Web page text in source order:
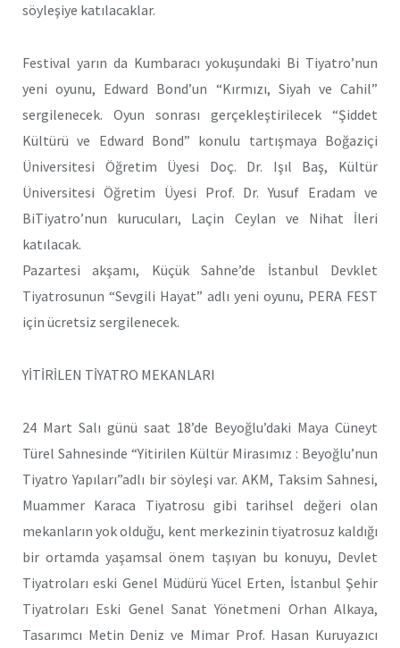
söyleşiye katılacaklar.
Festival yarın da Kumbaracı yokuşundaki Bi Tiyatro’nun
yeni oyunu, Edward Bond’un “Kırmızı, Siyah ve Cahil”
sergilenecek. Oyun sonrası gerçekleştirilecek “Şiddet
Kültürü ve Edward Bond” konulu tartışmaya Boğaziçi
Üniversitesi Öğretim Üyesi Doç. Dr. Işıl Baş, Kültür
Üniversitesi Öğretim Üyesi Prof. Dr. Yusuf Eradam ve
BiTiyatro’nun kurucuları, Laçin Ceylan ve Nihat İleri
katılacak.
Pazartesi akşamı, Küçük Sahne’de İstanbul Devklet
Tiyatrosunun “Sevgili Hayat” adlı yeni oyunu, PERA FEST
için ücretsiz sergilenecek.
YİTİRİLEN TİYATRO MEKANLARI
24 Mart Salı günü saat 18’de Beyoğlu’daki Maya Cüneyt
Türel Sahnesinde “Yitirilen Kültür Mirasımız : Beyoğlu’nun
Tiyatro Yapıları”adlı bir söyleşi var. AKM, Taksim Sahnesi,
Muammer Karaca Tiyatrosu gibi tarihsel değeri olan
mekanların yok olduğu, kent merkezinin tiyatrosuz kaldığı
bir ortamda yaşamsal önem taşıyan bu konuyu, Devlet
Tiyatroları eski Genel Müdürü Yücel Erten, İstanbul Şehir
Tiyatroları Eski Genel Sanat Yönetmeni Orhan Alkaya,
Tasarımcı Metin Deniz ve Mimar Prof. Hasan Kuruyazıcı